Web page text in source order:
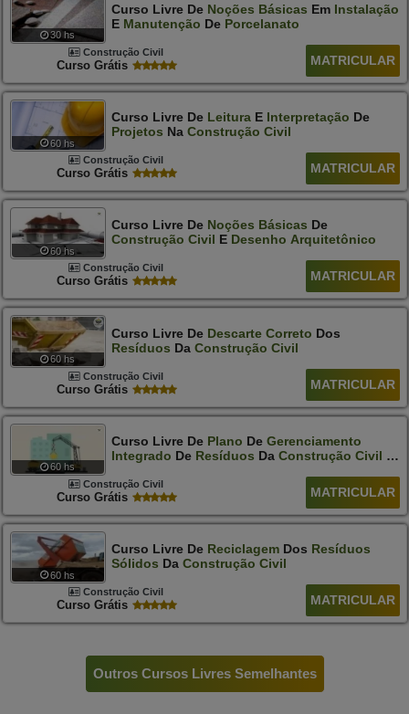
30 hs
Curso Livre De Noções Básicas Em Instalação
E Manutenção De Porcelanato
Construção Civil
Curso Grátis MATRICULAR
60 hs
Curso Livre De LeituraE Interpretação De
Projetos Na Construção Civil
Construção Civil
Curso Grátis MATRICULAR
60 hs
Curso Livre De Noções Básicas De
Construção Civil E Desenho Arquitetônico
Construção Civil
Curso Grátis MATRICULAR
60 hs
Curso Livre De Descarte Correto Dos
Resíduos Da Construção Civil
Construção Civil
Curso Grátis MATRICULAR
60 hs
Curso Livre De Plano De Gerenciamento
Integrado De Resíduos Da Construção Civil -
Construção Civil
Curso Grátis MATRICULAR
60 hs
Curso Livre De ReciclagemDos Resíduos
Sólidos Da Construção Civil
Construção Civil
Curso Grátis MATRICULAR
Outros Cursos Livres Semelhantes